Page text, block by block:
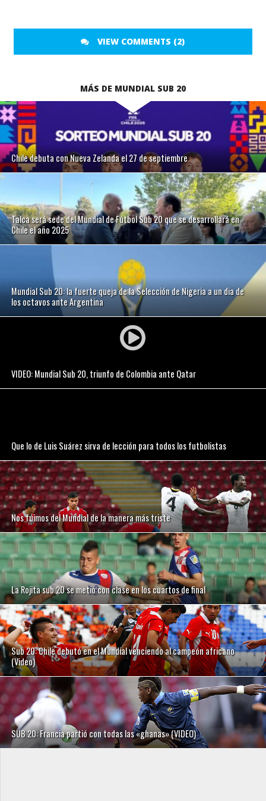
VIEW COMMENTS (2)
MÁS DE MUNDIAL SUB 20
Chile debuta con Nueva Zelanda el 27 de septiembre
Talca será sede del Mundial de Fútbol Sub 20 que se desarrollará en
Chile el año 2025
Mundial Sub 20: la fuerte queja de la Selección de Nigeria a un dia de
los octavos ante Argentina
VIDEO: Mundial Sub 20, triunfo de Colombia ante Qatar
Que lo de Luis Suárez sirva de lección para todos los futbolistas
Nos fuimos del Mundial de la manera más triste
La Rojita sub 20 se metió con clase en los cuartos de final
Sub 20: Chile debutó en el Mundial venciendo al campeón africano
(Video)
SUB 20: Francia partió con todas las «ghanas» (VIDEO)